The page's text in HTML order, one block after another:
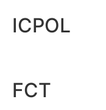
ICPOL
FCT